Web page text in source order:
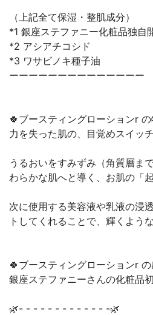
（上記全て保湿・整肌成分）
*1 銀座ステファニー化粧品独自
*2 アシアチコシド
*3 ワサビノキ種子油
ーーーーーーーーーーーーーー
🍀ブースティングローションr
力を失った肌の、目覚めスイッ
うるおいをすみずみ（角質層ま
わらかな肌へと導く、お肌の「
次に使用する美容液や乳液の浸
トしてくれることで、輝くよう
🍀ブースティングローションr
銀座ステファニーさんの化粧品
🌿- - - - - - - - - - - - -🌿